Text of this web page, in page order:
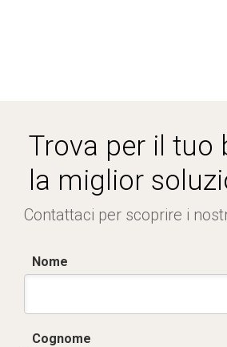
Trova per il tuo
la miglior
Contattaci per scoprire i
Nome
Cognome